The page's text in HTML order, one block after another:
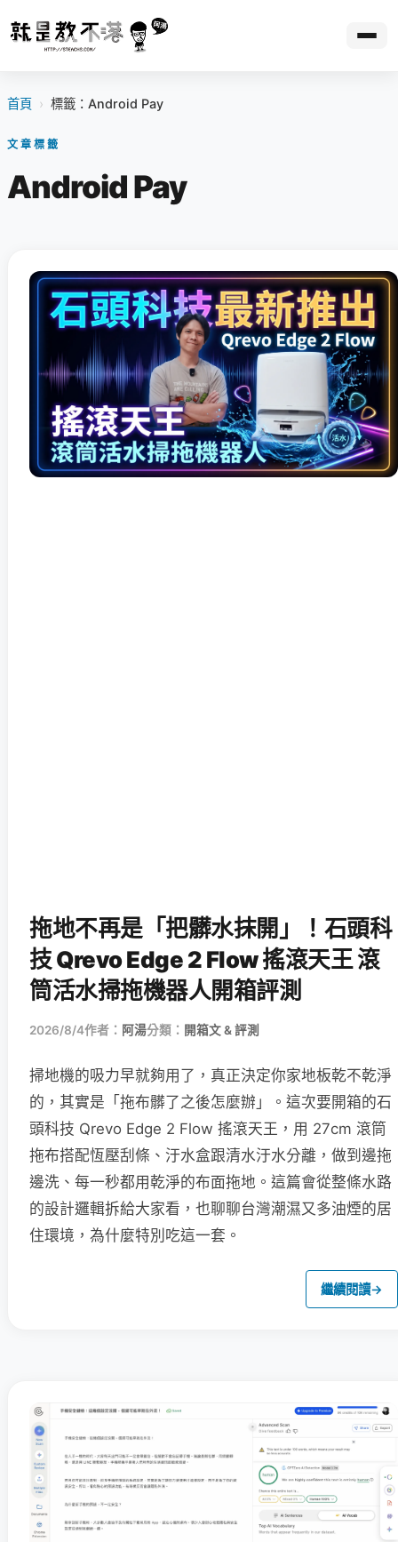
首頁 › 標籤：Android Pay
文章標籤
Android Pay
拖地不再是「把髒水抹開」！石頭科
技 Qrevo Edge 2 Flow 搖滾天王 滾
筒活水掃拖機器人開箱評測
2026/8/4作者： 阿湯分類： 開箱文 & 評測
掃地機的吸力早就夠用了，真正決定你家地板乾不乾淨
的，其實是「拖布髒了之後怎麼辦」。這次要開箱的石
頭科技 Qrevo Edge 2 Flow 搖滾天王，用 27cm 滾筒
拖布搭配恆壓刮條、汙水盒跟清水汙水分離，做到邊拖
邊洗、每一秒都用乾淨的布面拖地。這篇會從整條水路
的設計邏輯拆給大家看，也聊聊台灣潮濕又多油煙的居
住環境，為什麼特別吃這一套。
繼續閱讀→